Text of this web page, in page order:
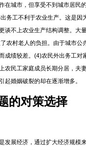
在城市，但享受不到城市居
务工不利于农业生产。这是
谈不上农业生产结构调整。
农村老人的负担。由于城市
成绩较差。(4)农民外出务工
农民工家庭成员长期分居，
婚姻破裂的却在逐渐增多。
的对策选择
展经济，通过扩大经济规模